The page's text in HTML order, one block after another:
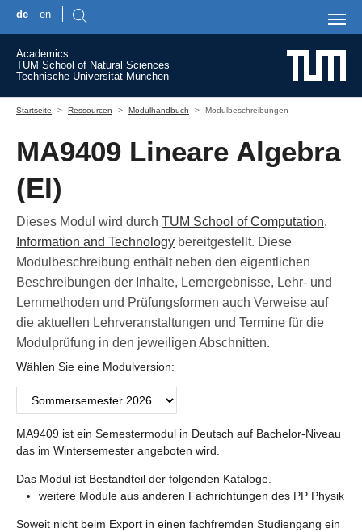
de en
Academics
TUM School of Natural Sciences
Technische Universität München
Startseite
Ressourcen Modulhandbuch Modulbeschreibungen
MA9409 Lineare Algebra
(EI)
Dieses Modul wird durch TUM School of Computation,
Information and Technology bereitgestellt. Diese
Modulbeschreibung enthält neben den eigentlichen
Beschreibungen der Inhalte, Lernergebnisse, Lehr- und
Lernmethoden und Prüfungsformen auch Verweise auf
die aktuellen Lehrveranstaltungen und Termine für die
Modulprüfung in den jeweiligen Abschnitten.
Wählen Sie eine Modulversion:
MA9409 ist ein Semestermodul in Deutsch auf Bachelor-Niveau
das im Wintersemester angeboten wird.
Das Modul ist Bestandteil der folgenden Kataloge.
weitere Module aus anderen Fachrichtungen des PP Physik
Soweit nicht beim Export in einen fachfremden Studiengang ein